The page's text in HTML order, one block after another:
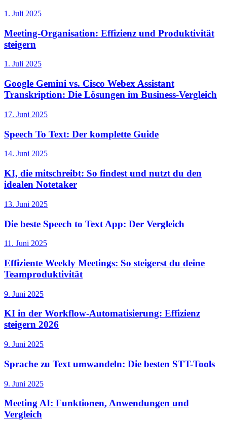
1. Juli 2025
Meeting-Organisation: Effizienz und Produktivität
steigern
1. Juli 2025
Google Gemini vs. Cisco Webex Assistant
Transkription: Die Lösungen im Business-Vergleich
17. Juni 2025
Speech To Text: Der komplette Guide
14. Juni 2025
KI, die mitschreibt: So findest und nutzt du den
idealen Notetaker
13. Juni 2025
Die beste Speech to Text App: Der Vergleich
11. Juni 2025
Effiziente Weekly Meetings: So steigerst du deine
Teamproduktivität
9. Juni 2025
KI in der Workflow-Automatisierung: Effizienz
steigern 2026
9. Juni 2025
Sprache zu Text umwandeln: Die besten STT-Tools
9. Juni 2025
Meeting AI: Funktionen, Anwendungen und
Vergleich